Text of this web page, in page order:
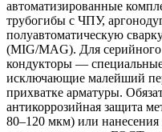
автоматизированные
трубогибы с ЧПУ,
полуавтоматическую
(MIG/MAG). Для
кондукторы —
исключающие малейший
прихватке арматуры.
антикоррозийная защита
80–120 мкм) или нанесения